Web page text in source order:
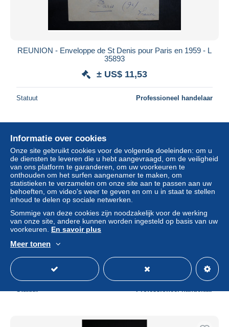
REUNION - Enveloppe de St Denis pour Paris en 1959 - L
35893
± US$ 11,53
Statuut Professioneel handelaar
REUNION - Encart 1 er Jour de la Croix Rouge en 1966 -
± US$ 11,53
Informatie over cookies
Onze site gebruikt cookies voor de volgende doeleinden: om u
de diensten te leveren die u hebt aangevraagd, om de veiligheid
van ons platform te garanderen, om uw voorkeuren te
onthouden om het surfen aangenamer te maken, om
statistieken te verzamelen om onze site aan te passen aan uw
behoeften, om video's weer te geven en om u in staat te stellen
inhoud te delen op sociale netwerken.
Sommige van deze cookies zijn noodzakelijk voor de werking
van onze site, andere kunnen worden ingesteld op basis van uw
voorkeuren. En savoir plus
Meer tonen